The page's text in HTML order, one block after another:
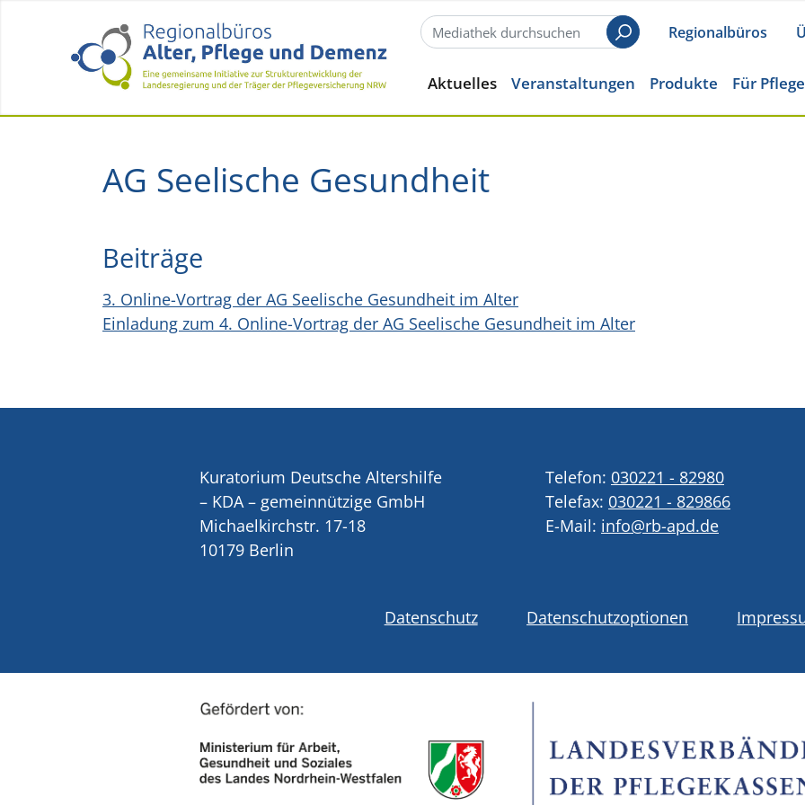
SuchenRegionalbüros
Aktuelles Veranstaltungen Produkte Für
AG Seelische Gesundheit
Beiträge
3. Online-Vortrag der AG Seelische Gesundheit im Alter
Einladung zum 4. Online-Vortrag der AG Seelische Gesundheit im Alter
Kuratorium Deutsche Altershilfe
– KDA – gemeinnützige GmbH
Michaelkirchstr. 17-18
10179 Berlin
Telefon: 030221 - 82980
Telefax: 030221 - 829866
E-Mail: info@rb-apd.de
Datenschutz Datenschutzoptionen